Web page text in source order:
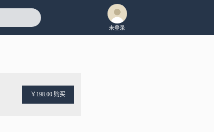
未登录
￥198.00 购买